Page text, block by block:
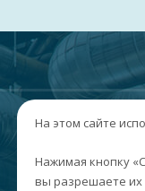
+7
г.
На этом сайте
Нажимая кнопку
вы разрешаете их